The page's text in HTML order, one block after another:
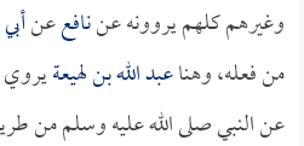
وغيرهم كلهم يروونه عننافععن
من فعله، وهناعبد الله بن لهيعة
عن النبي صلى الله عليه وسلم من